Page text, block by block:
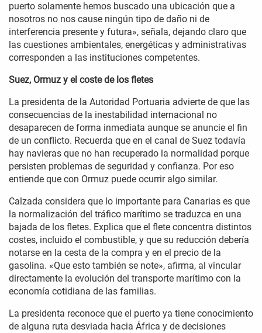
puerto solamente hemos buscado una ubicación que a
nosotros no nos cause ningún tipo de daño ni de
interferencia presente y futura», señala, dejando claro que
las cuestiones ambientales, energéticas y administrativas
corresponden a las instituciones competentes.
Suez, Ormuz y el coste de los fletes
La presidenta de la Autoridad Portuaria advierte de que las
consecuencias de la inestabilidad internacional no
desaparecen de forma inmediata aunque se anuncie el fin
de un conflicto. Recuerda que en el canal de Suez todavía
hay navieras que no han recuperado la normalidad porque
persisten problemas de seguridad y confianza. Por eso
entiende que con Ormuz puede ocurrir algo similar.
Calzada considera que lo importante para Canarias es que
la normalización del tráfico marítimo se traduzca en una
bajada de los fletes. Explica que el flete concentra distintos
costes, incluido el combustible, y que su reducción debería
notarse en la cesta de la compra y en el precio de la
gasolina. «Que esto también se note», afirma, al vincular
directamente la evolución del transporte marítimo con la
economía cotidiana de las familias.
La presidenta reconoce que el puerto ya tiene conocimiento
de alguna ruta desviada hacia África y de decisiones